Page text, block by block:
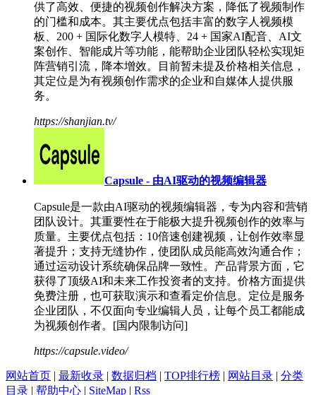
供了高效、便捷的视频创作解决方案，降低了视频制作
的门槛和成本。其主要优点包括丰富的数字人视频模
板、200 + 国际化数字人模特、24 + 国家AI配音、AI文
案创作、智能成片等功能，能帮助企业团队轻松实现矩
阵营销引流，降本增效。目前暂未提及价格相关信息，
其定位是为有视频创作需求的企业和自媒体人提供服
务。
https://shanjian.tv/
Capsule - 由AI驱动的视频编辑器
Capsule是一款由AI驱动的视频编辑器，专为内容和营销
团队设计。其重要性在于能极大提升视频创作的效率与
质量。主要优点包括：10倍速创建视频，让创作效率显
著提升；支持无缝协作，使团队成员能高效沟通合作；
通过运动设计系统确保品牌一致性。产品背景方面，它
获得了顶级AI和未来工作投资者的支持。价格方面提供
免费注册，也可获取演示和查看定价信息。定位是服务
企业团队，不仅面向专业编辑人员，让每个员工都能成
为视频创作者。[国内限制访问]
https://capsule.video/
网站首页 | 最新收录 | 数据归档 | TOP排行榜 | 网站目录 | 分类
目录 | 帮助中心 | SiteMap | Rss